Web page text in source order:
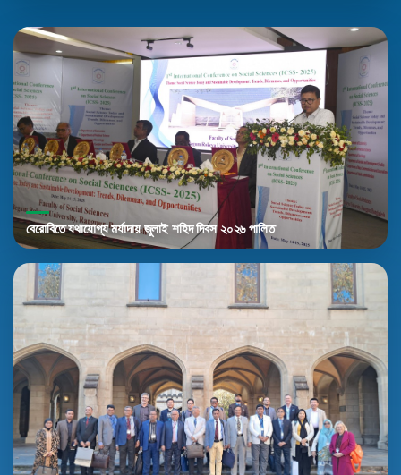
বেরোবিতে যথাযোগ্য মর্যাদায় জুলাই শহিদ দিবস ২০২৬ পালিত